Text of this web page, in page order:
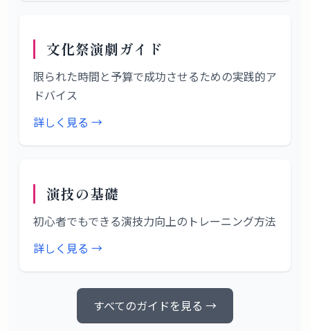
文化祭演劇ガイド
限られた時間と予算で成功させるための実践的ア
ドバイス
詳しく見る →
演技の基礎
初心者でもできる演技力向上のトレーニング方法
詳しく見る →
すべてのガイドを見る →